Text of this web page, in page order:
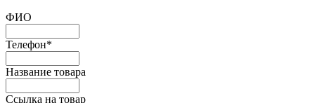
ФИО
Телефон*
Название товара
Ссылка на товар